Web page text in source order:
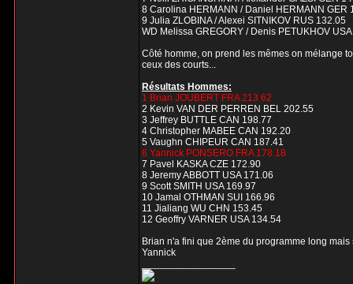
8 Carolina HERMANN / Daniel HERMANN GER
9 Julia ZLOBINA / Alexei SITNIKOV RUS 132.05
WD Melissa GREGORY / Denis PETUKHOV USA
Côté homme, on prend les mêmes on mélange
ceux des courts...
Résultats Hommes:
1 Brian JOUBERT FRA 213.62
2 Kevin VAN DER PERREN BEL 202.55
3 Jeffrey BUTTLE CAN 198.77
4 Christopher MABEE CAN 192.20
5 Vaughn CHIPEUR CAN 187.41
6 Yannick PONSERO FRA 178.18
7 Pavel KASKA CZE 172.90
8 Jeremy ABBOTT USA 171.06
9 Scott SMITH USA 169.97
10 Jamal OTHMAN SUI 166.96
11 Jialiang WU CHN 153.45
12 Geoffry VARNER USA 134.54
Brian n'a fini que 2ème du programme long
Yannick
_________________